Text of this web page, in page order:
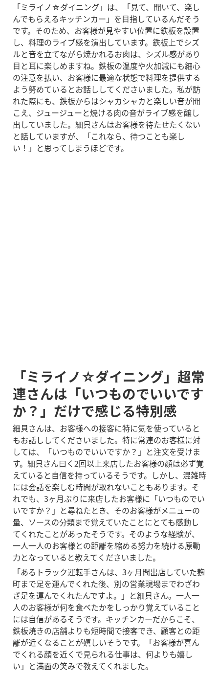
「ミライノ☆ダイニング」は、「見て、聞いて、楽し
んでもらえるキッチンカー」を目指しているんだそう
です。そのため、お客様が見やすい位置に鉄板を設置
し、料理のライブ感を演出しています。鉄板上でシズ
ルと音を立てながら焼かれるお肉は、シズル感があり
目と耳に楽しめますね。鉄板の温度や火加減にも細心
の注意を払い、お客様に最適な状態で料理を提供する
よう努めているとお話ししてくださいました。私が訪
れた際にも、鉄板からはシャカシャカと楽しい音が聞
こえ、ジュージューと焼ける肉の音がライブ感を醸し
出していました。細貝さんはお客様を待たせたくない
と話していますが、「これなら、待つことも楽し
い！」と思ってしまうほどです。
「ミライノ☆ダイニング」超常
連さんは「いつものでいいです
か？」だけで感じる特別感
細貝さんは、お客様への接客に特に気を使っていると
もお話ししてくださいました。特に常連のお客様に対
しては、「いつものでいいですか？」と注文を受けま
す。細貝さん曰く2回以上来店したお客様の顔は必ず覚
えていると自信を持っているそうです。しかし、混雑時
には会話を楽しむ時間が取れないこともあります。そ
れでも、3ヶ月ぶりに来店したお客様に「いつものでい
いですか？」と尋ねたとき、そのお客様がメニューの
量、ソースの分類まで覚えていたことにとても感動し
てくれたことがあったそうです。そのような経験が、
一人一人のお客様との距離を縮める努力を続ける原動
力となっていると教えてくださいました。
「あるトラック運転手さんは、3ヶ月間出店していた麹
町まで足を運んでくれた後、別の営業現場までわざわ
ざ足を運んでくれたんですよ。」と細貝さん。一人一
人のお客様が何を食べたかをしっかり覚えていること
には自信があるそうです。キッチンカーだからこそ、
鉄板焼きの店舗よりも短時間で接客でき、顧客との距
離が近くなることが嬉しいそうです。「お客様が喜ん
でくれる顔を近くで見られる仕事は、何よりも嬉し
い」と満面の笑みで教えてくれました。